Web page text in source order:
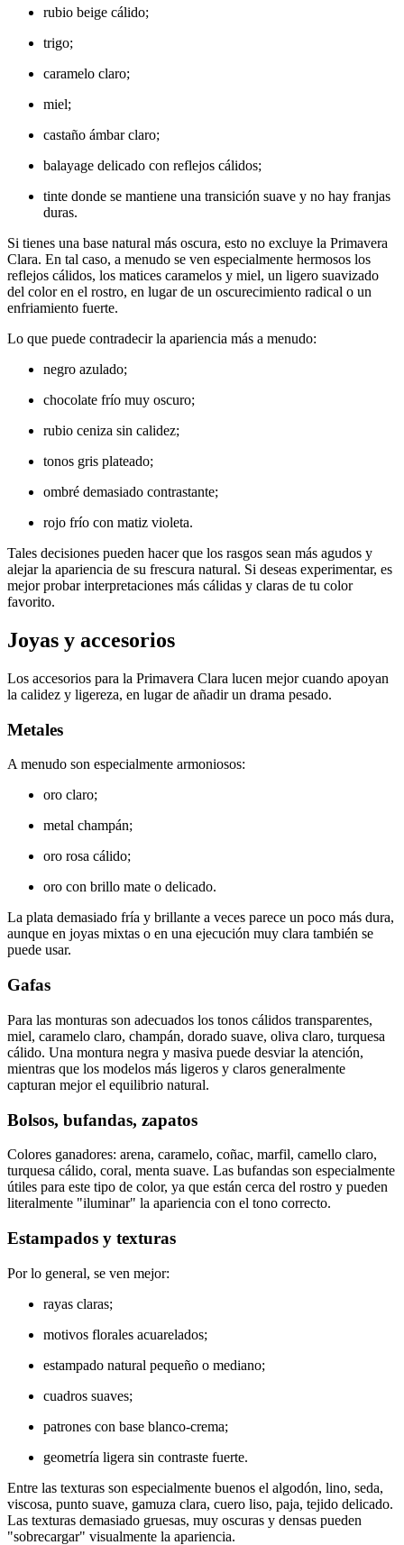
rubio beige cálido;
trigo;
caramelo claro;
miel;
castaño ámbar claro;
balayage delicado con reflejos cálidos;
tinte donde se mantiene una transición suave y no hay franjas
duras.
Si tienes una base natural más oscura, esto no excluye la Primavera
Clara. En tal caso, a menudo se ven especialmente hermosos los
reflejos cálidos, los matices caramelos y miel, un ligero suavizado
del color en el rostro, en lugar de un oscurecimiento radical o un
enfriamiento fuerte.
Lo que puede contradecir la apariencia más a menudo:
negro azulado;
chocolate frío muy oscuro;
rubio ceniza sin calidez;
tonos gris plateado;
ombré demasiado contrastante;
rojo frío con matiz violeta.
Tales decisiones pueden hacer que los rasgos sean más agudos y
alejar la apariencia de su frescura natural. Si deseas experimentar, es
mejor probar interpretaciones más cálidas y claras de tu color
favorito.
Joyas y accesorios
Los accesorios para la Primavera Clara lucen mejor cuando apoyan
la calidez y ligereza, en lugar de añadir un drama pesado.
Metales
A menudo son especialmente armoniosos:
oro claro;
metal champán;
oro rosa cálido;
oro con brillo mate o delicado.
La plata demasiado fría y brillante a veces parece un poco más dura,
aunque en joyas mixtas o en una ejecución muy clara también se
puede usar.
Gafas
Para las monturas son adecuados los tonos cálidos transparentes,
miel, caramelo claro, champán, dorado suave, oliva claro, turquesa
cálido. Una montura negra y masiva puede desviar la atención,
mientras que los modelos más ligeros y claros generalmente
capturan mejor el equilibrio natural.
Bolsos, bufandas, zapatos
Colores ganadores: arena, caramelo, coñac, marfil, camello claro,
turquesa cálido, coral, menta suave. Las bufandas son especialmente
útiles para este tipo de color, ya que están cerca del rostro y pueden
literalmente "iluminar" la apariencia con el tono correcto.
Estampados y texturas
Por lo general, se ven mejor:
rayas claras;
motivos florales acuarelados;
estampado natural pequeño o mediano;
cuadros suaves;
patrones con base blanco-crema;
geometría ligera sin contraste fuerte.
Entre las texturas son especialmente buenos el algodón, lino, seda,
viscosa, punto suave, gamuza clara, cuero liso, paja, tejido delicado.
Las texturas demasiado gruesas, muy oscuras y densas pueden
"sobrecargar" visualmente la apariencia.